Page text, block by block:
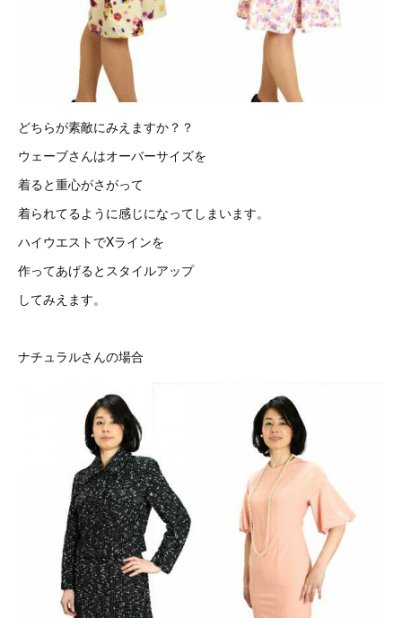
どちらが素敵にみえますか？？
ウェーブさんはオーバーサイズを
着ると重心がさがって
着られてるように感じになってしまいます。
ハイウエストでXラインを
作ってあげるとスタイルアップ
してみえます。
ナチュラルさんの場合